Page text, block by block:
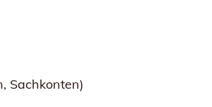
Sachkonten)